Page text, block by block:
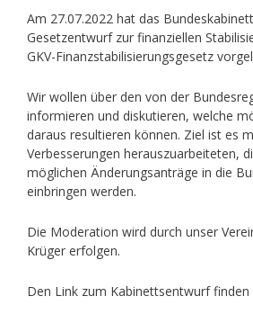
Am 27.07.2022 hat das
Gesetzentwurf zur finanziellen
GKV-Finanzstabilisierungsgesetz
Wir wollen über den von der
informieren und diskutieren, welche
daraus resultieren können. Ziel ist es
Verbesserungen herauszuarbeiteten,
möglichen Änderungsanträge in die
einbringen werden.
Die Moderation wird durch unser
Krüger erfolgen.
Den Link zum Kabinettsentwurf finden